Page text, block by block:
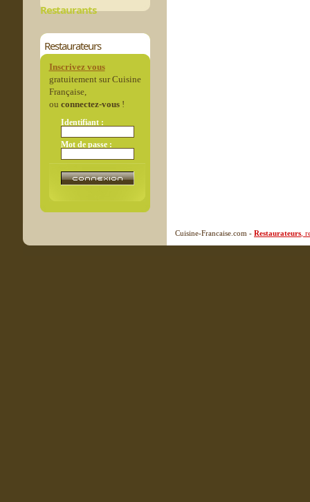
Restaurants
Restaurateurs
Inscrivez vous
gratuitement sur Cuisine
Française,
ou connectez-vous!
Identifiant :
Mot de passe :
Cuisine-Francaise.com - Restaurateurs ,